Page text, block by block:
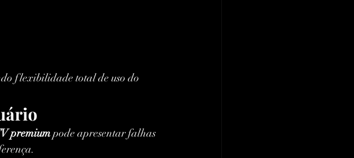
flexibilidade total de uso do
premium pode apresentar falhas